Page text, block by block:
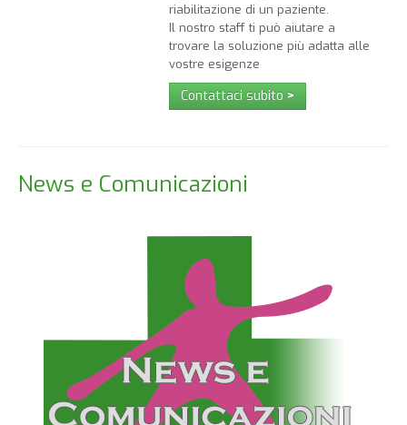
riabilitazione di un paziente.
Il nostro staff ti può aiutare a
trovare la soluzione più adatta alle
vostre esigenze
Contattaci subito >
News e Comunicazioni